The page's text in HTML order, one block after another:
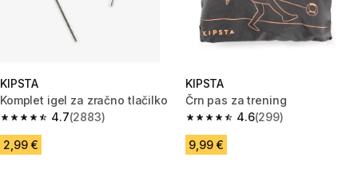
KIPSTA
Komplet igel za zračno tlačilko
4.7
4.7 od 5 zvezdic from 2883 ocene
(2883)
2,99 €
KIPSTA
Črn pas za trening
4.6
4.6 od 5 zvezdic from 299
(299)
9,99 €